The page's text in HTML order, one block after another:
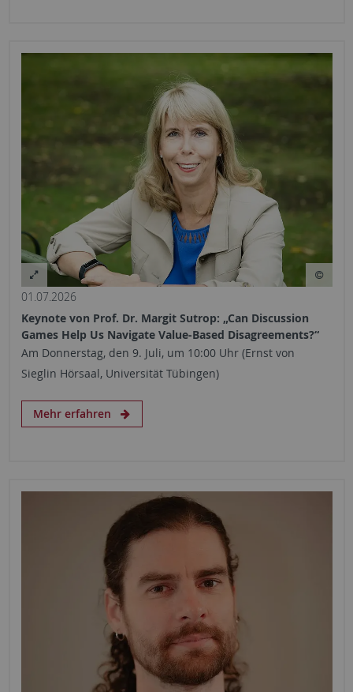
01.07.2026
Keynote von Prof. Dr. Margit Sutrop: „Can Discussion
Games Help Us Navigate Value-Based Disagreements?“
Am Donnerstag, den 9. Juli, um 10:00 Uhr (Ernst von
Sieglin Hörsaal, Universität Tübingen)
Mehr erfahren